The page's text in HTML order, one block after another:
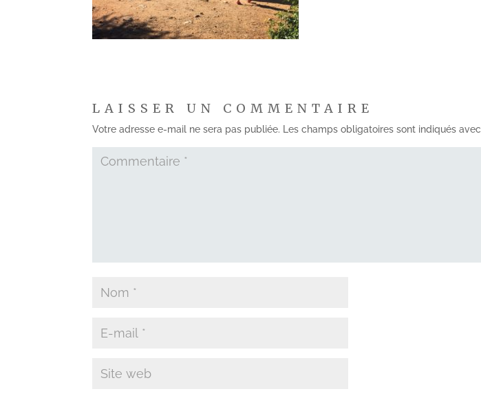
LAISSER UN COMMENTAIRE
Votre adresse e-mail ne sera pas publiée. Les champs obligatoires sont indiqués avec